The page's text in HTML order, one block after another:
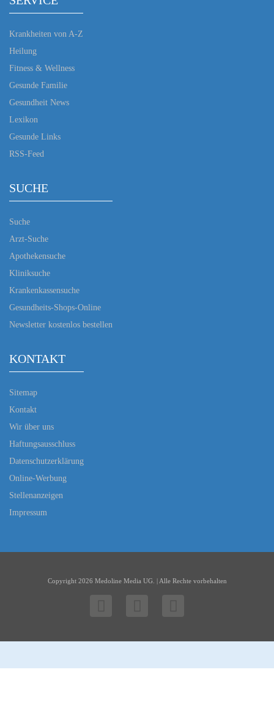
Krankheiten von A-Z
Heilung
Fitness & Wellness
Gesunde Familie
Gesundheit News
Lexikon
Gesunde Links
RSS-Feed
SUCHE
Suche
Arzt-Suche
Apothekensuche
Kliniksuche
Krankenkassensuche
Gesundheits-Shops-Online
Newsletter kostenlos bestellen
KONTAKT
Sitemap
Kontakt
Wir über uns
Haftungsausschluss
Datenschutzerklärung
Online-Werbung
Stellenanzeigen
Impressum
Copyright 2026 Medoline Media UG. | Alle Rechte vorbehalten